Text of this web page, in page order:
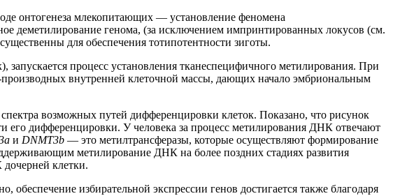
онтогенеза млекопитающих — установление феномена
деметилирование генома, (за исключением импринтированных локусов (см.
для обеспечения тотипотентности зиготы.
процесс установления тканеспецифичного метилирования. При
внутренней клеточной массы, дающих начало эмбриональным
возможных путей дифференцировки клеток. Показано, что рисунок
его дифференцировки. У человека за процесс метилирования ДНК отвечают
и DNMT3b — это метилтрансферазы, которые осуществляют формирование
метилирование ДНК на более поздних стадиях развития
клетки.
избирательной экспрессии генов достигается также благодаря